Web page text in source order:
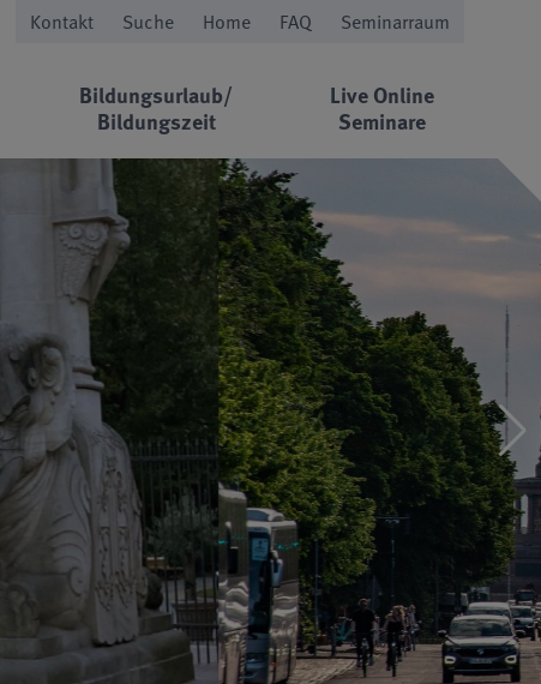
Kontakt Suche Home FAQ Seminarraum
Bildungsurlaub/
Bildungszeit
Live Online
Seminare